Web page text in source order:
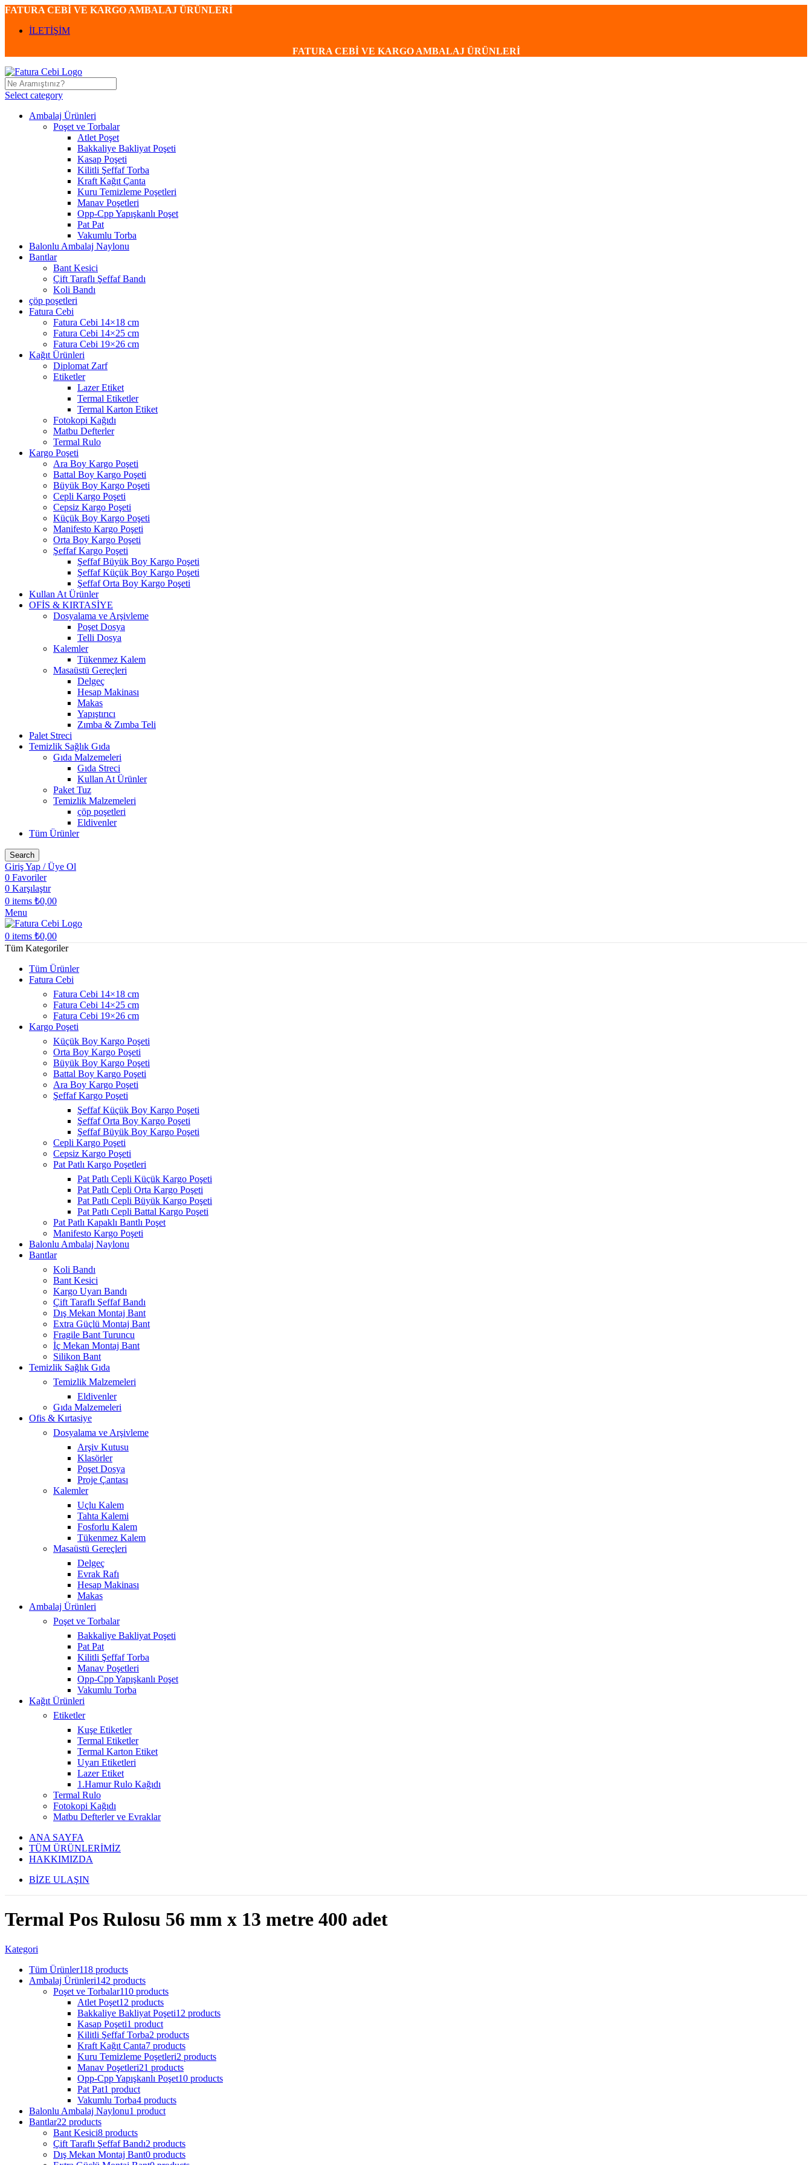
FATURA CEBİ VE KARGO AMBALAJ ÜRÜNLERİ
İLETİŞİM
FATURA CEBİ VE KARGO AMBALAJ ÜRÜNLERİ
Select category
Ambalaj Ürünleri
Poşet ve Torbalar
Atlet Poşet
Bakkaliye Bakliyat Poşeti
Kasap Poşeti
Kilitli Şeffaf Torba
Kraft Kağıt Çanta
Kuru Temizleme Poşetleri
Manav Poşetleri
Opp-Cpp Yapışkanlı Poşet
Pat Pat
Vakumlu Torba
Balonlu Ambalaj Naylonu
Bantlar
Bant Kesici
Çift Taraflı Şeffaf Bandı
Koli Bandı
çöp poşetleri
Fatura Cebi
Fatura Cebi 14×18 cm
Fatura Cebi 14×25 cm
Fatura Cebi 19×26 cm
Kağıt Ürünleri
Diplomat Zarf
Etiketler
Lazer Etiket
Termal Etiketler
Termal Karton Etiket
Fotokopi Kağıdı
Matbu Defterler
Termal Rulo
Kargo Poşeti
Ara Boy Kargo Poşeti
Battal Boy Kargo Poşeti
Büyük Boy Kargo Poşeti
Cepli Kargo Poşeti
Cepsiz Kargo Poşeti
Küçük Boy Kargo Poşeti
Manifesto Kargo Poşeti
Orta Boy Kargo Poşeti
Şeffaf Kargo Poşeti
Şeffaf Büyük Boy Kargo Poşeti
Şeffaf Küçük Boy Kargo Poşeti
Şeffaf Orta Boy Kargo Poşeti
Kullan At Ürünler
OFİS & KIRTASİYE
Dosyalama ve Arşivleme
Poşet Dosya
Telli Dosya
Kalemler
Tükenmez Kalem
Masaüstü Gereçleri
Delgeç
Hesap Makinası
Makas
Yapıştırıcı
Zımba & Zımba Teli
Palet Streci
Temizlik Sağlık Gıda
Gıda Malzemeleri
Gıda Streci
Kullan At Ürünler
Paket Tuz
Temizlik Malzemeleri
çöp poşetleri
Eldivenler
Tüm Ürünler
Search
Giriş Yap / Üye Ol
0 Favoriler
0 Karşılaştır
0 items ₺0,00
Menu
0 items ₺0,00
Tüm Kategoriler
Tüm Ürünler
Fatura Cebi
Fatura Cebi 14×18 cm
Fatura Cebi 14×25 cm
Fatura Cebi 19×26 cm
Kargo Poşeti
Küçük Boy Kargo Poşeti
Orta Boy Kargo Poşeti
Büyük Boy Kargo Poşeti
Battal Boy Kargo Poşeti
Ara Boy Kargo Poşeti
Şeffaf Kargo Poşeti
Şeffaf Küçük Boy Kargo Poşeti
Şeffaf Orta Boy Kargo Poşeti
Şeffaf Büyük Boy Kargo Poşeti
Cepli Kargo Poşeti
Cepsiz Kargo Poşeti
Pat Patlı Kargo Poşetleri
Pat Patlı Cepli Küçük Kargo Poşeti
Pat Patlı Cepli Orta Kargo Poşeti
Pat Patlı Cepli Büyük Kargo Poşeti
Pat Patlı Cepli Battal Kargo Poşeti
Pat Patlı Kapaklı Bantlı Poşet
Manifesto Kargo Poşeti
Balonlu Ambalaj Naylonu
Bantlar
Koli Bandı
Bant Kesici
Kargo Uyarı Bandı
Çift Taraflı Şeffaf Bandı
Dış Mekan Montaj Bant
Extra Güçlü Montaj Bant
Fragile Bant Turuncu
İç Mekan Montaj Bant
Silikon Bant
Temizlik Sağlık Gıda
Temizlik Malzemeleri
Eldivenler
Gıda Malzemeleri
Ofis & Kırtasiye
Dosyalama ve Arşivleme
Arşiv Kutusu
Klasörler
Poşet Dosya
Proje Çantası
Kalemler
Uçlu Kalem
Tahta Kalemi
Fosforlu Kalem
Tükenmez Kalem
Masaüstü Gereçleri
Delgeç
Evrak Rafı
Hesap Makinası
Makas
Ambalaj Ürünleri
Poşet ve Torbalar
Bakkaliye Bakliyat Poşeti
Pat Pat
Kilitli Şeffaf Torba
Manav Poşetleri
Opp-Cpp Yapışkanlı Poşet
Vakumlu Torba
Kağıt Ürünleri
Etiketler
Kuşe Etiketler
Termal Etiketler
Termal Karton Etiket
Uyarı Etiketleri
Lazer Etiket
1.Hamur Rulo Kağıdı
Termal Rulo
Fotokopi Kağıdı
Matbu Defterler ve Evraklar
ANA SAYFA
TÜM ÜRÜNLERİMİZ
HAKKIMIZDA
BİZE ULAŞIN
Termal Pos Rulosu 56 mm x 13 metre 400 adet
Kategori
Tüm Ürünler118 products
Ambalaj Ürünleri142 products
Poşet ve Torbalar110 products
Atlet Poşet12 products
Bakkaliye Bakliyat Poşeti12 products
Kasap Poşeti1 product
Kilitli Şeffaf Torba2 products
Kraft Kağıt Çanta7 products
Kuru Temizleme Poşetleri2 products
Manav Poşetleri21 products
Opp-Cpp Yapışkanlı Poşet10 products
Pat Pat1 product
Vakumlu Torba4 products
Balonlu Ambalaj Naylonu1 product
Bantlar22 products
Bant Kesici8 products
Çift Taraflı Şeffaf Bandı2 products
Dış Mekan Montaj Bant0 products